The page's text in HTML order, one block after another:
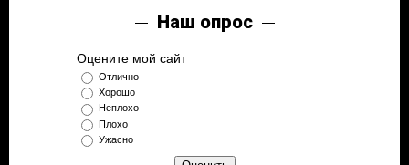
Наш опрос
Оцените мой сайт
Отлично
Хорошо
Неплохо
Плохо
Ужасно